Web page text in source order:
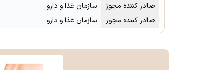
صادر کننده مجوز سازمان غذا و دارو
صادر کننده مجوز
سازمان غذا و دارو